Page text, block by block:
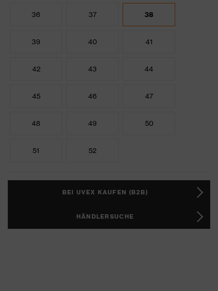
36 37 38
39 40 41
42 43 44
45 46 47
48 49 50
51 52
BEI UVEX KAUFEN (B2B)
HÄNDLERSUCHE